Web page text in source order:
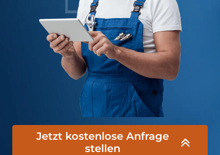
Jetzt kostenlose Anfrage
stellen